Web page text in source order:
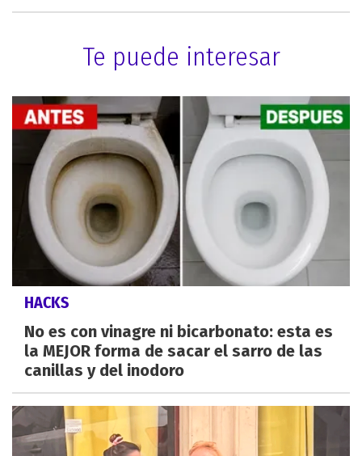
Te puede interesar
HACKS
No es con vinagre ni bicarbonato: esta es
la MEJOR forma de sacar el sarro de las
canillas y del inodoro